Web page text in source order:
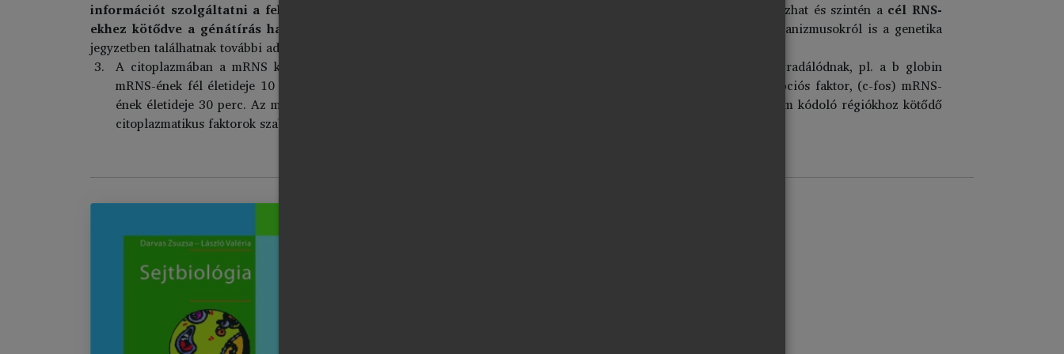
információt szolgáltatni a fehérjeszintézishez.
A kis interferáló RNS bármilyen eredetű kétszálú RNS-ből származhat és szintén a cél RNS-
ekhez kötődve a génátírás hatékonyságát csökkenti
a célként felismert RNS-ek lebomlása miatt. Ezekről a mechanizmusokról is a genetika
jegyzetben találhatnak további adatokat.
A citoplazmában a mRNS különböző sebességgel degradálódik. A
lassabban degradálódnak, pl. a b globin
mRNS-ének fél életideje 10 óra, míg a
gyorsabban degradálódnak, pl. az egyik transzkripciós faktor, (c-fos) mRNS-
ének életideje 30 perc. Az mRNS fél életidejét, stabilitását, a poli-A farok és az 5 , illetve 3 végén elhelyezkedő, nem kódoló régiókhoz kötődő
citoplazmatikus faktorok szabályozzák.